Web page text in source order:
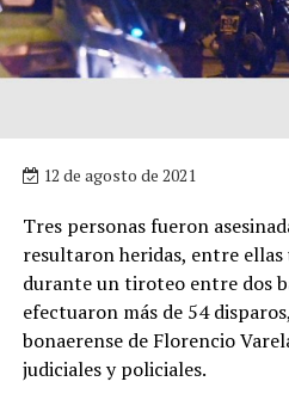
12 de agosto de 2021
Tres personas fueron
resultaron heridas, entre ellas
durante un tiroteo entre dos
efectuaron más de 54
bonaerense de Florencio
judiciales y policiales.